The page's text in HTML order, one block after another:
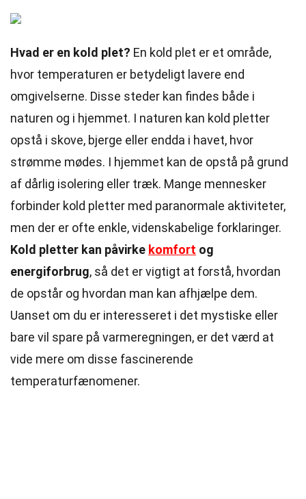
Hvad er en kold plet? En kold plet er et område,
hvor temperaturen er betydeligt lavere end
omgivelserne. Disse steder kan findes både i
naturen og i hjemmet. I naturen kan kold pletter
opstå i skove, bjerge eller endda i havet, hvor
strømme mødes. I hjemmet kan de opstå på grund
af dårlig isolering eller træk. Mange mennesker
forbinder kold pletter med paranormale aktiviteter,
men der er ofte enkle, videnskabelige forklaringer.
Kold pletter kan påvirke komfort og
energiforbrug, så det er vigtigt at forstå, hvordan
de opstår og hvordan man kan afhjælpe dem.
Uanset om du er interesseret i det mystiske eller
bare vil spare på varmeregningen, er det værd at
vide mere om disse fascinerende
temperaturfænomener.